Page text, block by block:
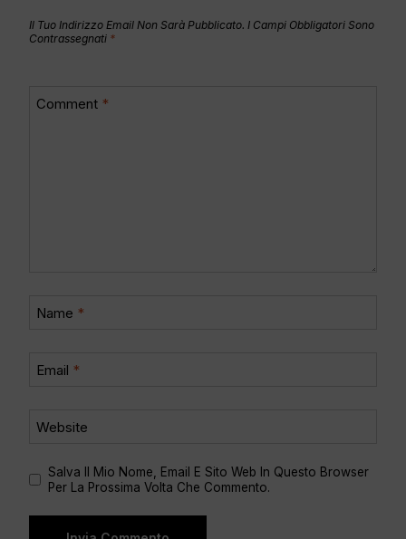
Il Tuo Indirizzo Email Non Sarà Pubblicato. I Campi Obbligatori Sono
Contrassegnati *
Comment *
Name *
Email *
Website
Salva Il Mio Nome, Email E Sito Web In Questo Browser
Per La Prossima Volta Che Commento.